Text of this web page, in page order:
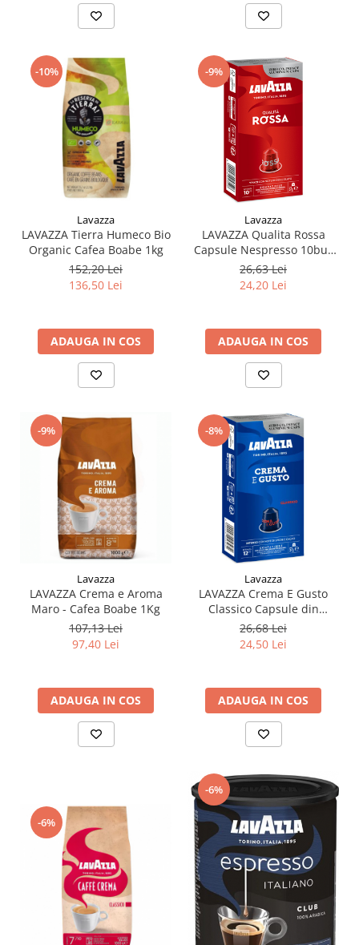
-10%
Lavazza
LAVAZZA Tierra Humeco Bio
Organic Cafea Boabe 1kg
152,20 Lei
136,50 Lei
ADAUGA IN COS
-9%
Lavazza
LAVAZZA Qualita Rossa
Capsule Nespresso 10buc
57g
26,63 Lei
24,20 Lei
ADAUGA IN COS
-9%
Lavazza
LAVAZZA Crema e Aroma
Maro - Cafea Boabe 1Kg
107,13 Lei
97,40 Lei
ADAUGA IN COS
-8%
Lavazza
LAVAZZA Crema E Gusto
Classico Capsule din
Aluminiu Compatibile
Nespresso 10buc
26,68 Lei
24,50 Lei
ADAUGA IN COS
-6%
-6%